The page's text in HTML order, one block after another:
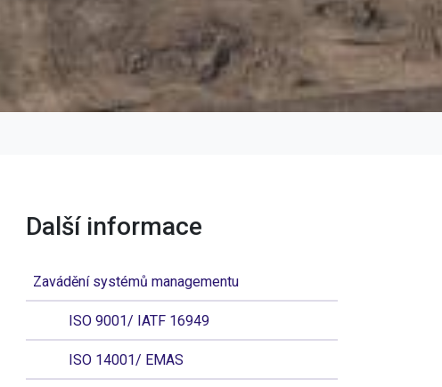
Další informace
Zavádění systémů managementu
ISO 9001/ IATF 16949
ISO 14001/ EMAS